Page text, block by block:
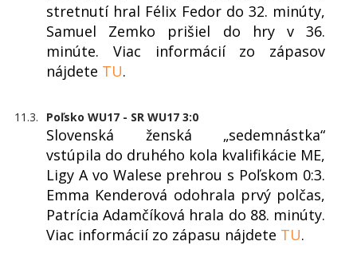
stretnutí hral Félix Fedor do 32. minúty,
Samuel Zemko prišiel do hry v 36.
minúte. Viac informácií zo zápasov
nájdete TU.
11.3. Poľsko WU17 - SR WU17 3:0
Slovenská ženská „sedemnástka“
vstúpila do druhého kola kvalifikácie ME,
Ligy A vo Walese prehrou s Poľskom 0:3.
Emma Kenderová odohrala prvý polčas,
Patrícia Adamčíková hrala do 88. minúty.
Viac informácií zo zápasu nájdete TU.